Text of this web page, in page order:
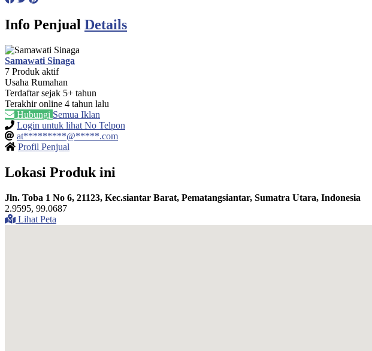
Info Penjual Details
Samawati Sinaga
7 Produk aktif
Usaha Rumahan
Terdaftar sejak 5+ tahun
Terakhir online 4 tahun lalu
Hubungi Semua Iklan
Login untuk lihat No Telpon
at*********@*****.com
Profil Penjual
Lokasi Produk ini
Jln. Toba 1 No 6, 21123, Kec.siantar Barat, Pematangsiantar, Sumatra Utara, Indonesia
2.9595, 99.0687
Lihat Peta